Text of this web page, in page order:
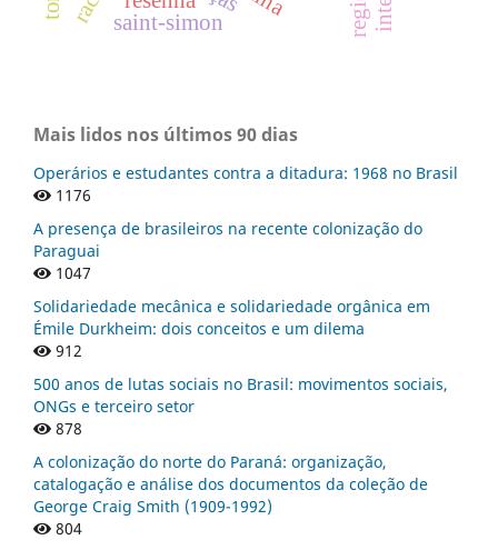
saint-simon
Mais lidos nos últimos 90 dias
Operários e estudantes contra a ditadura: 1968 no Brasil
1176
A presença de brasileiros na recente colonização do
Paraguai
1047
Solidariedade mecânica e solidariedade orgânica em
Émile Durkheim: dois conceitos e um dilema
912
500 anos de lutas sociais no Brasil: movimentos sociais,
ONGs e terceiro setor
878
A colonização do norte do Paraná: organização,
catalogação e análise dos documentos da coleção de
George Craig Smith (1909-1992)
804